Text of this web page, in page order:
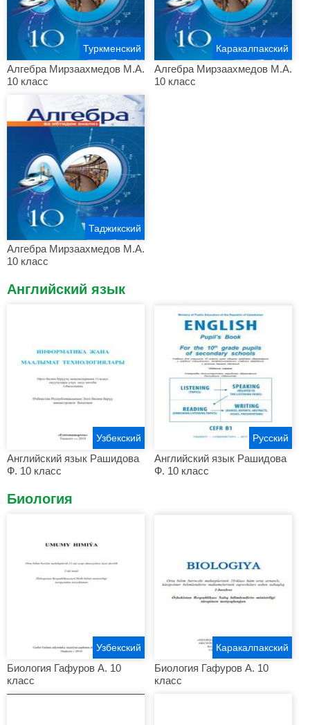
Алгебра Мирзаахмедов М.А.
10 класс
Туркменский
Алгебра Мирзаахмедов М.А.
10 класс
Каракалпакский
Алгебра Мирзаахмедов М.А.
10 класс
Таджикский
Английский язык
Английский язык Рашидова
Ф. 10 класс
Узбекский
Английский язык Рашидова
Ф. 10 класс
Русский
Биология
Биология Гафуров A. 10
класс
Узбекский
Биология Гафуров A. 10
класс
Каракалпакский